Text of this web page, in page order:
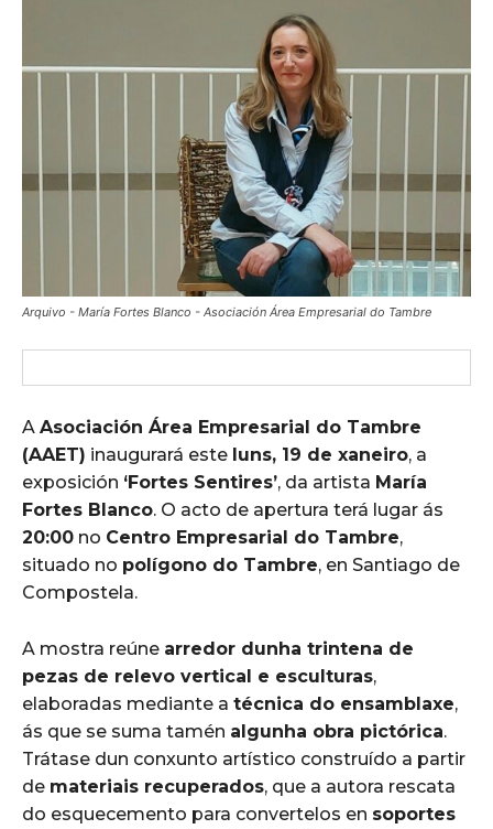
Arquivo - María Fortes Blanco - Asociación Área Empresarial do Tambre
A Asociación Área Empresarial do Tambre
(AAET) inaugurará este luns, 19 de xaneiro, a
exposición ‘Fortes Sentires’, da artista María
Fortes Blanco. O acto de apertura terá lugar ás
20:00 no Centro Empresarial do Tambre,
situado no polígono do Tambre, en Santiago de
Compostela.
A mostra reúne arredor dunha trintena de
pezas de relevo vertical e esculturas,
elaboradas mediante a técnica do ensamblaxe,
ás que se suma tamén algunha obra pictórica.
Trátase dun conxunto artístico construído a partir
de materiais recuperados, que a autora rescata
do esquecemento para convertelos en soportes